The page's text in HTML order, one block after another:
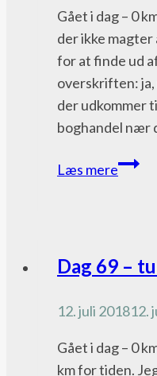
Gået i dag – 0
der ikke
for at finde ud
overskriften: ja,
der udkommer
boghandel nær
Læs mereDag
bog
Pacific
Trail
Dag 69 –
12. juli 201812.
Gået i dag – 0
km for tiden.